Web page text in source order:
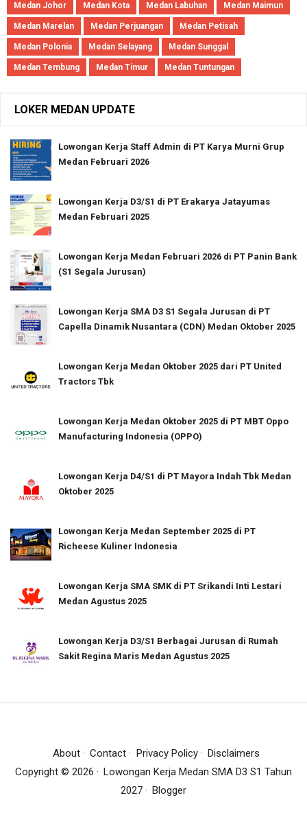
Medan Johor Medan Kota Medan Labuhan Medan Maimun
Medan Marelan Medan Perjuangan Medan Petisah
Medan Polonia Medan Selayang Medan Sunggal
Medan Tembung Medan Timur Medan Tuntungan
LOKER MEDAN UPDATE
Lowongan Kerja Staff Admin di PT Karya Murni Grup
Medan Februari 2026
Lowongan Kerja D3/S1 di PT Erakarya Jatayumas
Medan Februari 2025
Lowongan Kerja Medan Februari 2026 di PT Panin Bank
(S1 Segala Jurusan)
Lowongan Kerja SMA D3 S1 Segala Jurusan di PT
Capella Dinamik Nusantara (CDN) Medan Oktober 2025
Lowongan Kerja Medan Oktober 2025 dari PT United
Tractors Tbk
Lowongan Kerja Medan Oktober 2025 di PT MBT Oppo
Manufacturing Indonesia (OPPO)
Lowongan Kerja D4/S1 di PT Mayora Indah Tbk Medan
Oktober 2025
Lowongan Kerja Medan September 2025 di PT
Richeese Kuliner Indonesia
Lowongan Kerja SMA SMK di PT Srikandi Inti Lestari
Medan Agustus 2025
Lowongan Kerja D3/S1 Berbagai Jurusan di Rumah
Sakit Regina Maris Medan Agustus 2025
About Contact Privacy Policy
Disclaimers
Copyright © 2026
Lowongan Kerja Medan SMA D3 S1 Tahun
2027
Blogger